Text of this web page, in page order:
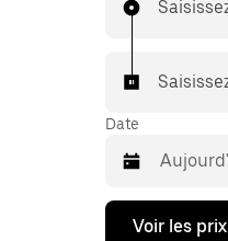
Date
Appuyez
Voir les prix